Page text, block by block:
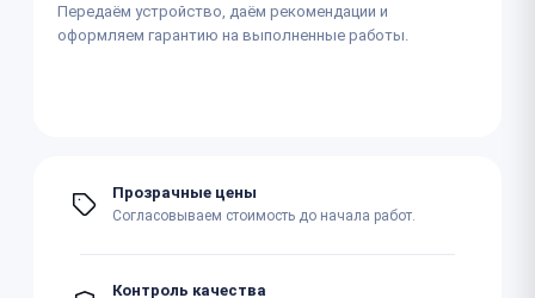
Передаём устройство, даём рекомендации и
оформляем гарантию на выполненные работы.
Прозрачные цены
Согласовываем стоимость до начала работ.
Контроль качества